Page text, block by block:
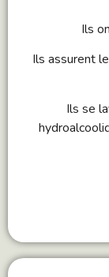
Ils
Ils assurent
Ils se